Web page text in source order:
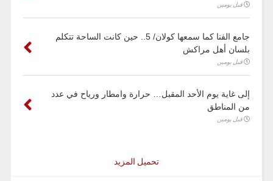
قبل يومين
جامع الفنا كما سمعها كولان/ 5.. حين كانت الساحة تتكلم
بلسان أهل مراكش
قبل يومين
إلى غاية يوم الأحد المقبل… حرارة وامطار ورياح في عدد
من المناطق
قبل يومين
تحميل المزيد